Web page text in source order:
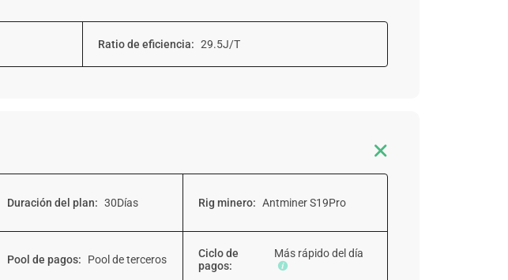
Ratio de eficiencia: 29.5J/T

Duración del plan: 30Días Rig minero: Antminer S19Pro
Pool de pagos: Pool de terceros
Ciclo de
pagos:
Más rápido del día